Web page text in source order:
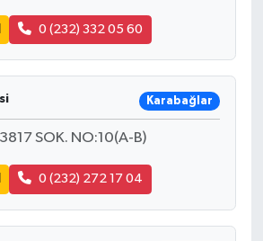
0 (232) 332 05 60
Karabağlar
SOK. NO:10(A-B)
0 (232) 272 17 04